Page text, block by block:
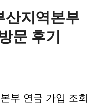
산지역본부
문 후기
부 연금 가입 조회